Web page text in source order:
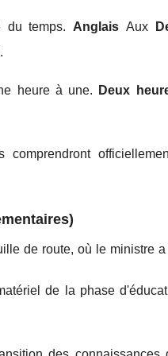
temps.Anglais Aux
heure à une. Deux
comprendront
de route, où le ministre
de la phase